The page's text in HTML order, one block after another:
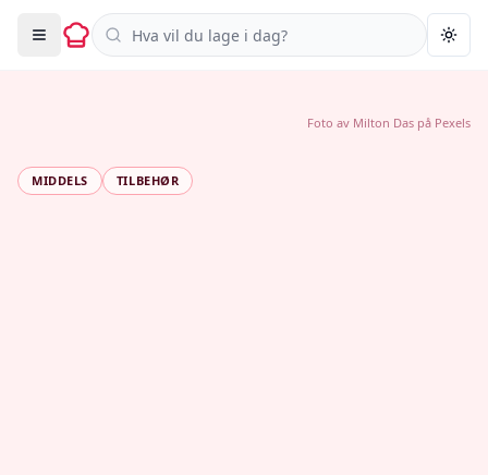
Søk i oppskrifter
MIDDELS TILBEHØR
Foto av Milton Das på Pexels